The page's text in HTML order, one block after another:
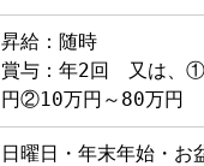
昇給：随時
賞与：年2回 又は、
円②10万円～80万円
日曜日・年末年始・お